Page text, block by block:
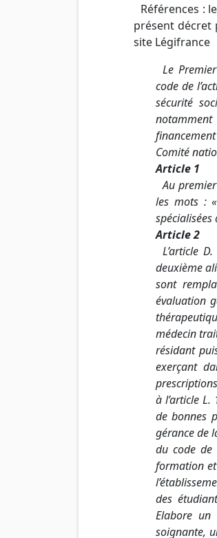
Références :
présent décret
site Légifrance
Le
code de
sécurité
Comité
Article 1
Au
les mots :
spécialisées
Article 2
L’article
deuxième
sont
évaluation
médecin
résidant
exerçant
à l’article
de bonnes
gérance de
du code
formation
des
Elabore
soignante,